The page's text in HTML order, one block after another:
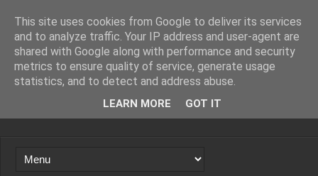
Loading...
This site uses cookies from Google to deliver its services
and to analyze traffic. Your IP address and user-agent are
shared with Google along with performance and security
metrics to ensure quality of service, generate usage
statistics, and to detect and address abuse.
LEARN MORE GOT IT